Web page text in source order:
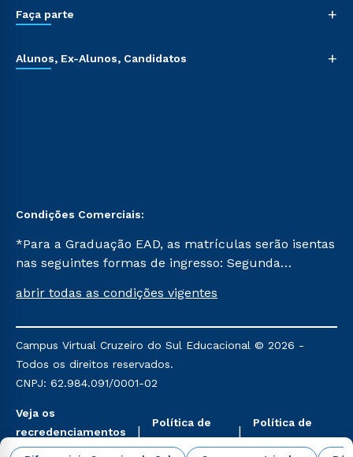
Faça parte +
Alunos, Ex-Alunos, Candidatos +
Condições Comerciais:
*Para a Graduação EAD, as matrículas serão isentas
nas seguintes formas de ingresso: Segunda
Já para as demais, a taxa de matrícula será de R$
mencionadas são referentes aos cursos: Ensino
Religioso, Geografia para a Docência e Metodologia
do Ensino de História: Questões Atuais.
abrir todas as condições vigentes
Campus Virtual Cruzeiro do Sul Educacional © 2026 -
Todos os direitos reservados.
CNPJ: 62.984.091/0001-02
Veja os
recredenciamentos
aqui
Política de
Privacidade
Política de
Cookies